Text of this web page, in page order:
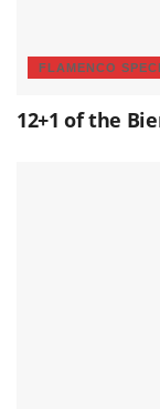
FLAMENCO
12+1 of the